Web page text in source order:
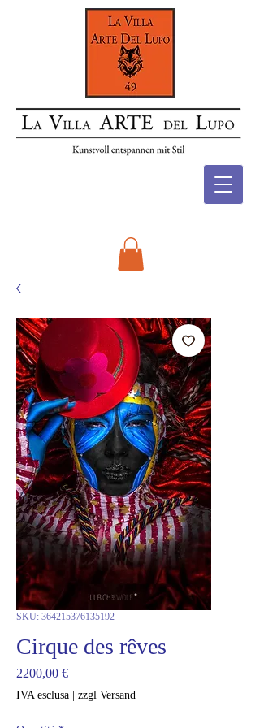
SKU: 364215376135192
Cirque des rêves
2200,00 €Prezzo
IVA esclusa | zzgl Versand